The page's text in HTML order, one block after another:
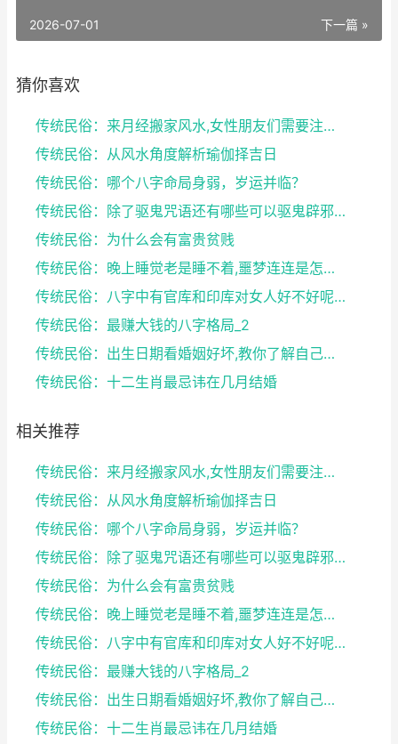
下一篇 »
2026-07-01
猜你喜欢
传统民俗：来月经搬家风水,女性朋友们需要注意了
传统民俗：从风水角度解析瑜伽择吉日
传统民俗：哪个八字命局身弱，岁运并临？
传统民俗：除了驱鬼咒语还有哪些可以驱鬼辟邪的方法？...
传统民俗：为什么会有富贵贫贱
传统民俗：晚上睡觉老是睡不着,噩梦连连是怎么回事
传统民俗：八字中有官库和印库对女人好不好呢？赶快收...
传统民俗：最赚大钱的八字格局_2
传统民俗：出生日期看婚姻好坏,教你了解自己未来的婚...
传统民俗：十二生肖最忌讳在几月结婚
相关推荐
传统民俗：来月经搬家风水,女性朋友们需要注意了
传统民俗：从风水角度解析瑜伽择吉日
传统民俗：哪个八字命局身弱，岁运并临？
传统民俗：除了驱鬼咒语还有哪些可以驱鬼辟邪的方法？...
传统民俗：为什么会有富贵贫贱
传统民俗：晚上睡觉老是睡不着,噩梦连连是怎么回事
传统民俗：八字中有官库和印库对女人好不好呢？赶快收...
传统民俗：最赚大钱的八字格局_2
传统民俗：出生日期看婚姻好坏,教你了解自己未来的婚...
传统民俗：十二生肖最忌讳在几月结婚